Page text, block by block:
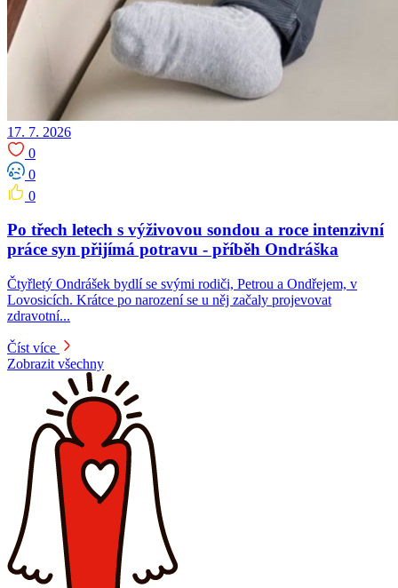
17. 7. 2026
0
0
0
Po třech letech s výživovou sondou a roce intenzivní
práce syn přijímá potravu -⁠⁠⁠⁠⁠⁠ příběh Ondráška
Čtyřletý Ondrášek bydlí se svými rodiči, Petrou a Ondřejem, v
Lovosicích. Krátce po narození se u něj začaly projevovat
zdravotní...
Číst více
Zobrazit všechny